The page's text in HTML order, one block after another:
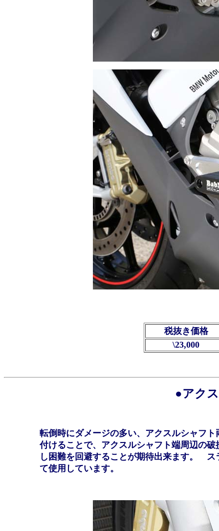
税抜き価格
\23,000
●アク
転倒時にダメージの多い、アクスルシャフ
付けることで、アクスルシャフト端周辺の
し困難を回避することが期待出来ます。 ス
て使用しています。